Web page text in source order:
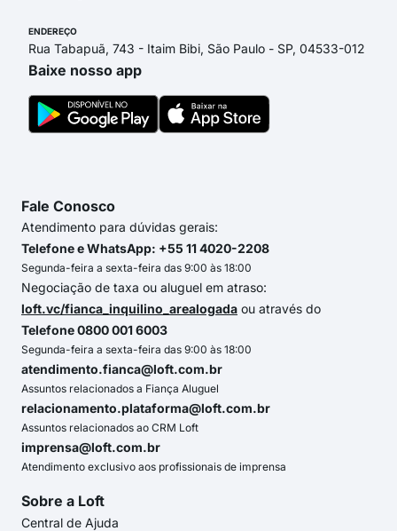
ENDEREÇO
Rua Tabapuã, 743 - Itaim Bibi, São Paulo - SP, 04533-012
Baixe nosso app
Fale Conosco
Atendimento para dúvidas gerais:
Telefone e WhatsApp: +55 11 4020-2208
Segunda-feira a sexta-feira das 9:00 às 18:00
Negociação de taxa ou aluguel em atraso:
loft.vc/fianca_inquilino_arealogada ou através do
Telefone 0800 001 6003
Segunda-feira a sexta-feira das 9:00 às 18:00
atendimento.fianca@loft.com.br
Assuntos relacionados a Fiança Aluguel
relacionamento.plataforma@loft.com.br
Assuntos relacionados ao CRM Loft
imprensa@loft.com.br
Atendimento exclusivo aos profissionais de imprensa
Sobre a Loft
Central de Ajuda